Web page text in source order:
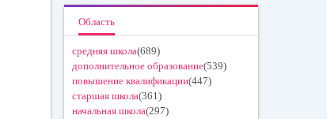
Область
средняя школа(689)
дополнительное образование(539)
повышение квалификации(447)
старшая школа(361)
начальная школа(297)